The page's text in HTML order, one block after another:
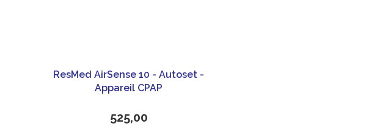
ResMed AirSense 10 - Autoset -
Appareil CPAP
525,00